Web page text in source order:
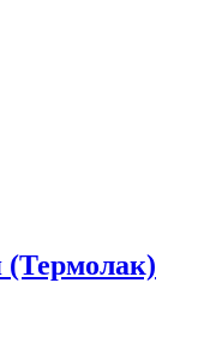
(Термолак)